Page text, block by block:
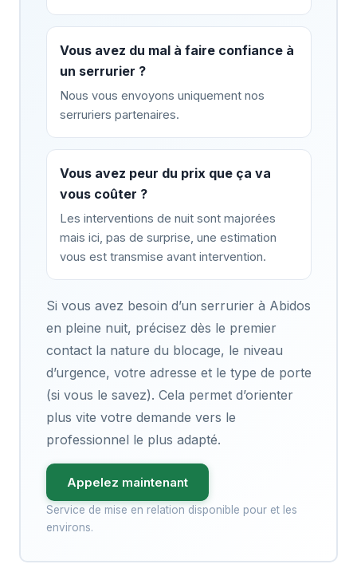
Vous avez du mal à faire confiance à
un serrurier ?
Nous vous envoyons uniquement nos
serruriers partenaires.
Vous avez peur du prix que ça va
vous coûter ?
Les interventions de nuit sont majorées
mais ici, pas de surprise, une estimation
vous est transmise avant intervention.
Si vous avez besoin d’un serrurier à Abidos
en pleine nuit, précisez dès le premier
contact la nature du blocage, le niveau
d’urgence, votre adresse et le type de porte
(si vous le savez). Cela permet d’orienter
plus vite votre demande vers le
professionnel le plus adapté.
Appelez maintenant
Service de mise en relation disponible pour et les
environs.